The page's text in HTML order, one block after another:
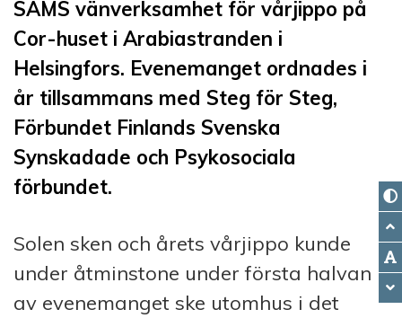
SAMS vänverksamhet för vårjippo på
Cor-huset i Arabiastranden i
Helsingfors. Evenemanget ordnades i
år tillsammans med Steg för Steg,
Förbundet Finlands Svenska
Synskadade och Psykosociala
förbundet.
Solen sken och årets vårjippo kunde
under åtminstone under första halvan
av evenemanget ske utomhus i det